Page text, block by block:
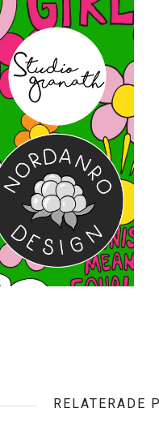
RELATERADE